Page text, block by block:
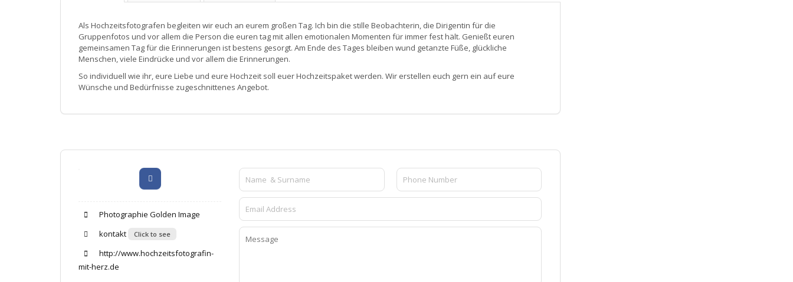
Als Hochzeitsfotografen begleiten wir euch an eurem großen Tag. Ich bin die stille Beobachterin, die Dirigentin für die
Gruppenfotos und vor allem die Person die euren tag mit allen emotionalen Momenten für immer fest hält. Genießt euren
gemeinsamen Tag für die Erinnerungen ist bestens gesorgt. Am Ende des Tages bleiben wund getanzte Füße, glückliche
Menschen, viele Eindrücke und vor allem die Erinnerungen.
So individuell wie ihr, eure Liebe und eure Hochzeit soll euer Hochzeitspaket werden. Wir erstellen euch gern ein auf eure
Wünsche und Bedürfnisse zugeschnittenes Angebot.
Photographie Golden Image
kontakt
Click to see
http://www.hochzeitsfotografin-
mit-herz.de